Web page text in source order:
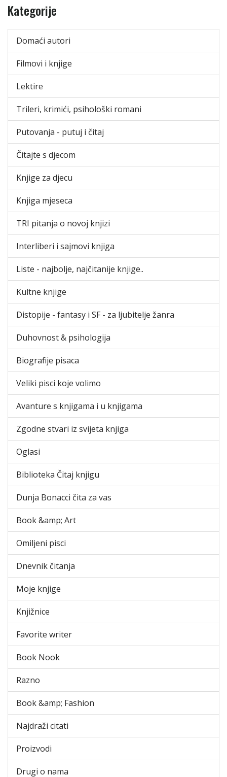
Kategorije
Domaći autori
Filmovi i knjige
Lektire
Trileri, krimići, psihološki romani
Putovanja - putuj i čitaj
Čitajte s djecom
Knjige za djecu
Knjiga mjeseca
TRI pitanja o novoj knjizi
Interliberi i sajmovi knjiga
Liste - najbolje, najčitanije knjige..
Kultne knjige
Distopije - fantasy i SF - za ljubitelje žanra
Duhovnost & psihologija
Biografije pisaca
Veliki pisci koje volimo
Avanture s knjigama i u knjigama
Zgodne stvari iz svijeta knjiga
Oglasi
Biblioteka Čitaj knjigu
Dunja Bonacci čita za vas
Book &amp; Art
Omiljeni pisci
Dnevnik čitanja
Moje knjige
Knjižnice
Favorite writer
Book Nook
Razno
Book &amp; Fashion
Najdraži citati
Proizvodi
Drugi o nama